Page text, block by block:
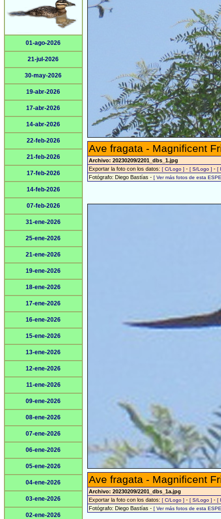
01-ago-2026
21-jul-2026
30-may-2026
19-abr-2026
17-abr-2026
14-abr-2026
22-feb-2026
21-feb-2026
17-feb-2026
14-feb-2026
07-feb-2026
31-ene-2026
25-ene-2026
21-ene-2026
19-ene-2026
18-ene-2026
17-ene-2026
16-ene-2026
15-ene-2026
13-ene-2026
12-ene-2026
11-ene-2026
09-ene-2026
08-ene-2026
07-ene-2026
06-ene-2026
05-ene-2026
04-ene-2026
03-ene-2026
02-ene-2026
Ave fragata - Magnificent
Archivo: 20230209/2201_dbs_1.jpg
Exportar la foto con los datos: [ C/Logo ] - [ S/Logo ] - [
Fotógrafo: Diego Bastías - [ Ver más fotos de esta
Ave fragata - Magnificent
Archivo: 20230209/2201_dbs_1a.jpg
Exportar la foto con los datos: [ C/Logo ] - [ S/Logo ] - [
Fotógrafo: Diego Bastías - [ Ver más fotos de esta